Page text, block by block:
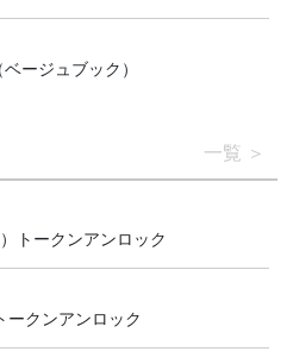
ージュブック）
一覧
トークンアンロック
ークンアンロック